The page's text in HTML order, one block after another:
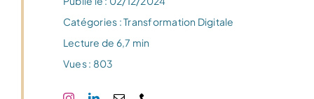
Catégories :Transformation Digitale
Lecture de 6,7 min
Vues : 803